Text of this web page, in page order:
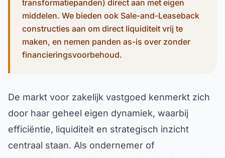
middelen. We bieden ook Sale-and-Leaseback
constructies aan om direct liquiditeit vrij te
maken, en nemen panden as-is over zonder
financieringsvoorbehoud.
door haar geheel eigen dynamiek, waarbij
efficiëntie, liquiditeit en strategisch inzicht
centraal staan. Als ondernemer of